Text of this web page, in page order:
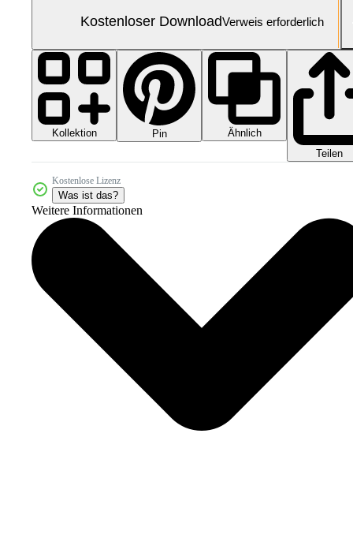
Kostenloser DownloadVerweis erforderlich
Kollektion Pin
Ähnlich
Teilen
Kostenlose Lizenz
Was ist das?
Weitere Informationen